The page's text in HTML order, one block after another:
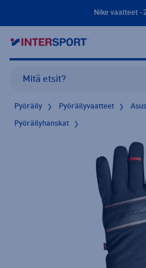
Nike vaatteet -
Pyöräily Pyöräilyvaatteet
Pyöräilyhanskat